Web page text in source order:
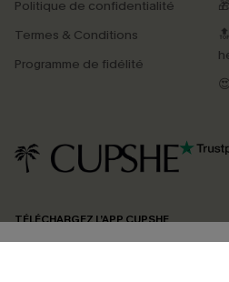
Politique de confidentialité
Termes & Conditions
Programme de fidélité
TÉLÉCHARGEZ L’APP CUPSHE
En soumettant votre adresse e-mail,
marketing (y compris du contenu
reconnaissez avoir pris connaissance de
pouvons utiliser les données collectées
produits susceptibles de vous
confidentialité
. Vous pouvez vous